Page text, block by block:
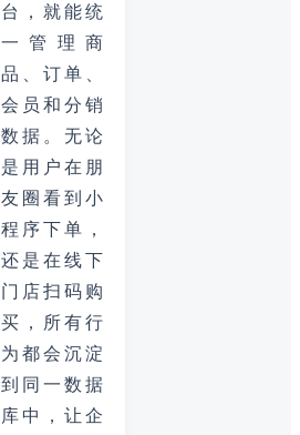
台，就能统
一管理商
品、订单、
会员和分销
数据。无论
是用户在朋
友圈看到小
程序下单，
还是在线下
门店扫码购
买，所有行
为都会沉淀
到同一数据
库中，让企